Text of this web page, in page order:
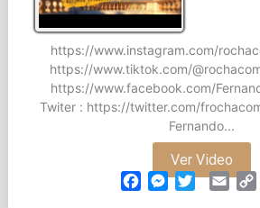
https://www.instagram.com/
https://www.tiktok.com/
https://www.facebook.com/
Twiter : https://twitter.com/
Fernando...
Ver Video
Facebook
Messenger
TwitterEmail